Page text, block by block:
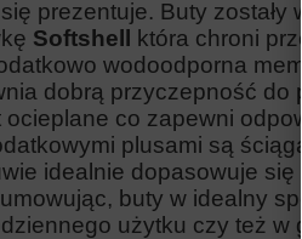
prezentuje. Buty zostały
Softshell która chroni
wodoodporna
dobrą przyczepność do
co zapewni
plusami są
idealnie dopasowuje się
buty w idealny
użytku czy też w